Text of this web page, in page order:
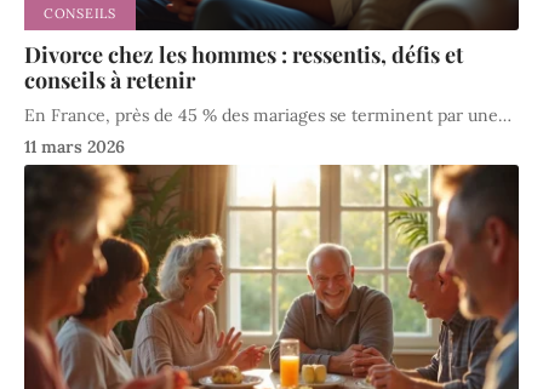
CONSEILS
Divorce chez les hommes : ressentis, défis et
conseils à retenir
En France, près de 45 % des mariages se terminent par une…
11 mars 2026